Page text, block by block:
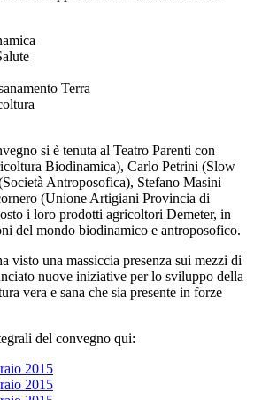
Terra
si è tenuta al Teatro Parenti con
Biodinamica), Carlo Petrini (Slow
Antroposofica), Stefano Masini
(Unione Artigiani Provincia di
i loro prodotti agricoltori Demeter, in
del mondo biodinamico e antroposofico.
visto una massiccia presenza sui mezzi di
nuove iniziative per lo sviluppo della
vera e sana che sia presente in forze
del convegno qui:
2015
2015